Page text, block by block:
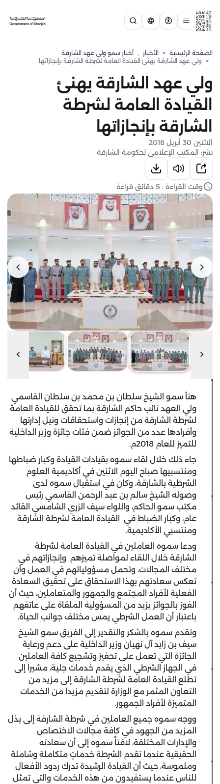
الصفحة الرئيسية > الأخبار , ⁠أخبار سمو ولي عهد الشارقة
> ولي عهد الشارقة يهنئ القيادة العامة لشرطة الشارقة بإنجازاتها
ولي عهد الشارقة يهنئ
القيادة العامة لشرطة
الشارقة بإنجازاتها
الاثنين 30 أبريل 2018
نشر: المكتب الإعلامي لحكومة الشارقة
وقت القراءة : 5 دقائق قراءة
هنأ سمو الشيخ سلطان بن محمد بن سلطان القاسمي
ولي العهد نائب حاكم الشارقة بما تحقق للقيادة العامة
لشرطة الشارقة من إنجازات واستحقاقات ونيل إدارتها
وأفرادها عدد من الجوائز ضمن فئات جائزة وزير الداخلية
للتميز للعام 2018م.
جاء ذلك خلال لقاء سموه بقيادات القيادة وكبار ضباطها
ومنتسبيها صباح اليوم الاثنين في أكاديمية العلوم
الشرطية بالشارقة، وكان في استقبال سموه لدى
وصوله الشيخ سالم بن عبد الرحمن القاسمي رئيس
مكتب سمو الحاكم، واللواء سيف الزري الشامسي القائد
عام، وكبار الضباط في القيادة العامة لشرطة الشارقة
ومنتسبي الأكاديمية.
ودعا سموه العاملين في القيادة العامة لشرطة
الشارقة خلال اللقاء لمواصلة تميزهم وإنجازاتهم في
مختلف المجالات، وتحمل مسؤولياتهم في العمل وأن
تعكس سعادتهم بهذا الاستحقاق على تحقيق السعادة
الفعلية لأفراد المجتمع والجمهور والمتعاملين، حيث أن
الفوز بالجوائز يزيد من المسؤولية الملقاة على عاتقهم
باعتبار أن العمل الشرطي يمس مختلف جوانب الحياة.
وتقدم سموه بالشكر والتقدير إلى الفريق سمو الشيخ
سيف بن زايد آل نهيان وزير الداخلية على دعم ورعاية
الجائزة التي تعمل على تحفيز وتشجيع كافة العاملين
في الجهاز الشرطي الذي يقدم خدمات جلية، مشيراً إلى
تطلع القيادة العامة لشرطة الشارقة إلى مزيد من
التعاون المثمر مع الوزارة لتقديم مزيدا من الخدمات
المتميزة لأفراد الجمهور.
ووجه سموه جميع العاملين في شرطة الشارقة إلى بذل
المزيد من الجهود في كافة مجالات الاختصاص
والإدارات المختلفة، لافتاً سموه إلى أن سعادته
الحقيقية عندما تقدم الشرطة خدماتٍ متكاملة وشاملة
وملموسة، حيث أن القيادة الرشيدة تدرك ردود الأفعال
للناس عندما يستفيدون من هذه الخدمات والتي تمثل